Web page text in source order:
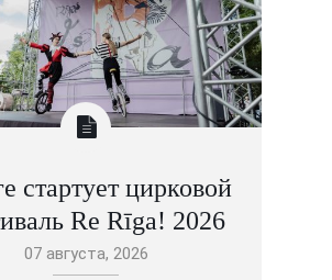
стартует цирковой
Re Rīga! 2026
07 августа, 2026